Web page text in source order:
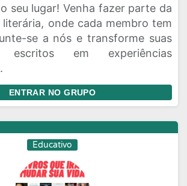
seu lugar! Venha fazer parte da
literária, onde cada membro tem
se a nós e transforme suas
em experiências
ENTRAR NO GRUPO
Educativo